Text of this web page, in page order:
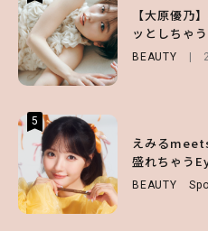
【大原優乃
ッとしちゃ
BEAUTY
5
えみる
盛れちゃう
BEAUTY
る⁉ 39店舗
ノ®』を徹
5
【ALD1】グ
問一答をお
第1弾の気
チェック！
5
月直伝♡ ド
を使ったプ